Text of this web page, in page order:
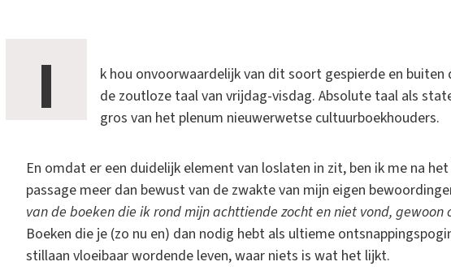
I
k hou onvoorwaardelijk van dit soort gespierde en
de zoutloze taal van vrijdag-visdag. Absolute taal als
gros van het plenum nieuwerwetse cultuurboekhouders.
En omdat er een duidelijk element van loslaten in zit, ben ik me na
passage meer dan bewust van de zwakte van mijn eigen
van de boeken die ik rond mijn achttiende zocht en niet vond,
Boeken die je (zo nu en) dan nodig hebt als ultieme
stillaan vloeibaar wordende leven, waar niets is wat het lijkt.